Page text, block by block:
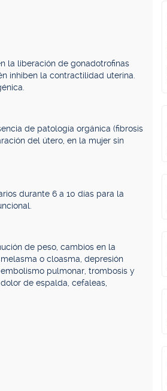
la liberación de gonadotrofinas
inhiben la contractilidad uterina.
de patología orgánica (fibrosis
del útero, en la mujer sin
durante 6 a 10 días para la
de peso, cambios en la
o cloasma, depresión
pulmonar, trombosis y
de espalda, cefaleas,